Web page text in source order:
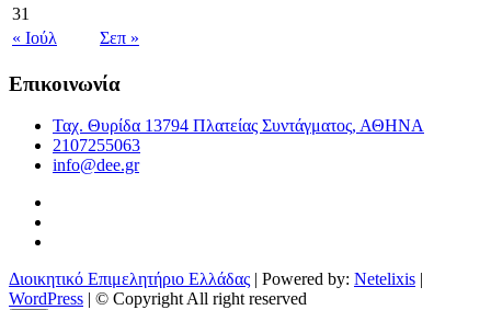
31
« Ιούλ
Σεπ »
Επικοινωνία
Ταχ. Θυρίδα 13794 Πλατείας Συντάγματος, ΑΘΗΝΑ
2107255063
info@dee.gr
Διοικητικό Επιμελητήριο Ελλάδας | Powered by: Netelixis |
WordPress | © Copyright All right reserved